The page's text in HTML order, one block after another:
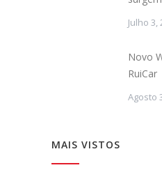
Julho 3,
Novo
RuiCar
Agosto
MAIS VISTOS